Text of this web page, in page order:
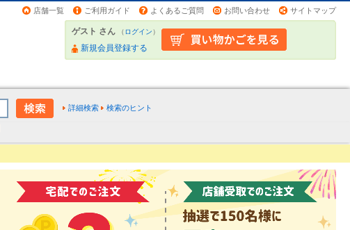
店舗一覧 ご利用ガイド よくあるご質問 お問い合わせ サイトマップ
ゲスト さん （ログイン）
新規会員登録する
詳細検索 検索のヒント